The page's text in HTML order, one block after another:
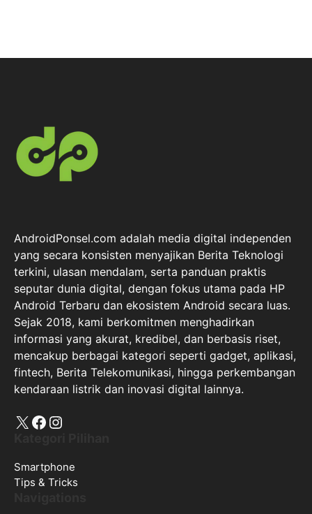
AndroidPonsel.com adalah media digital independen
yang secara konsisten menyajikan Berita Teknologi
terkini, ulasan mendalam, serta panduan praktis
seputar dunia digital, dengan fokus utama pada HP
Android Terbaru dan ekosistem Android secara luas.
Sejak 2018, kami berkomitmen menghadirkan
informasi yang akurat, kredibel, dan berbasis riset,
mencakup berbagai kategori seperti gadget, aplikasi,
fintech, Berita Telekomunikasi, hingga perkembangan
kendaraan listrik dan inovasi digital lainnya.
X Facebook
Instagram
Smartphone
Tips & Tricks